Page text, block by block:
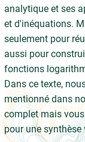
analytique et ses
et d'inéquations.
seulement pour
aussi pour
fonctions
Dans ce texte,
mentionné dans
complet mais
pour une